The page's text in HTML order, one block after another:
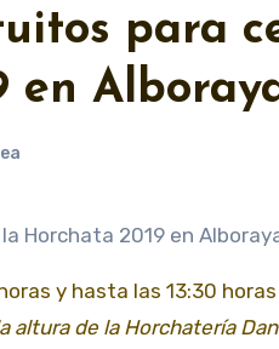
para
en
altura de la Horchatería